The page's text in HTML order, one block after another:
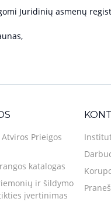
Juridinių asmenų
Prieigos
katalogas
ir šildymo
įvertinimas